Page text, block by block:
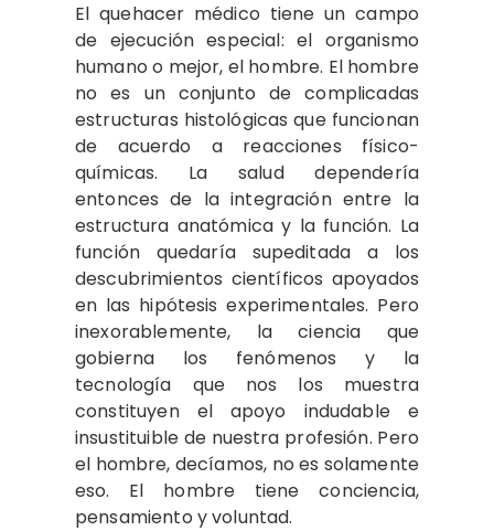
El quehacer médico tiene un campo
de ejecución especial: el organismo
humano o mejor, el hombre. El hombre
no es un conjunto de complicadas
estructuras histológicas que funcionan
de acuerdo a reacciones físico-
químicas. La salud dependería
entonces de la integración entre la
estructura anatómica y la función. La
función quedaría supeditada a los
descubrimientos científicos apoyados
en las hipótesis experimentales. Pero
inexorablemente, la ciencia que
gobierna los fenómenos y la
tecnología que nos los muestra
constituyen el apoyo indudable e
insustituible de nuestra profesión. Pero
el hombre, decíamos, no es solamente
eso. El hombre tiene conciencia,
pensamiento y voluntad.